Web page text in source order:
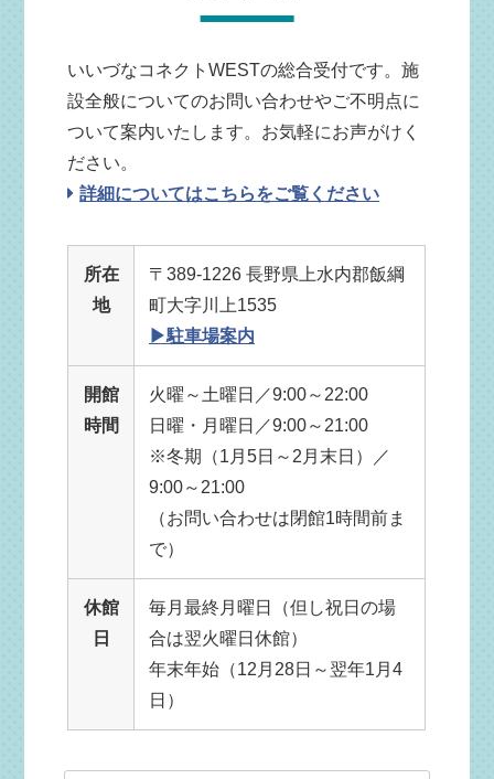
いいづなコネクトWESTの総合受付です。施
設全般についてのお問い合わせやご不明点に
ついて案内いたします。お気軽にお声がけく
ださい。
詳細についてはこちらをご覧ください
所在
地
〒389-1226 長野県上水内郡飯綱
町大字川上1535
▶駐車場案内
開館
時間
火曜～土曜日／9:00～22:00
日曜・月曜日／9:00～21:00
※冬期（1月5日～2月末日）／
9:00～21:00
（お問い合わせは閉館1時間前ま
で）
休館
日
毎月最終月曜日（但し祝日の場
合は翌火曜日休館）
年末年始（12月28日～翌年1月4
日）